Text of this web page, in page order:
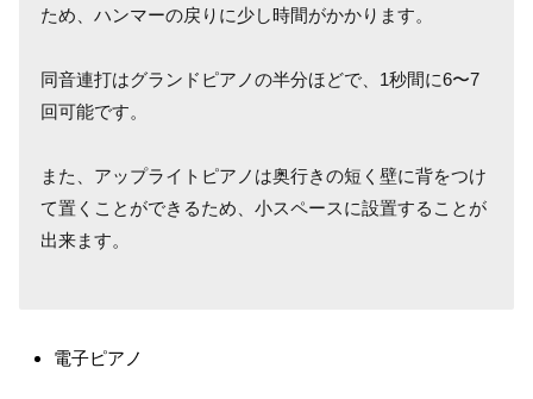
ため、ハンマーの戻りに少し時間がかかります。
同音連打はグランドピアノの半分ほどで、1秒間に6〜7
回可能です。
また、アップライトピアノは奥行きの短く壁に背をつけ
て置くことができるため、小スペースに設置することが
出来ます。
電子ピアノ